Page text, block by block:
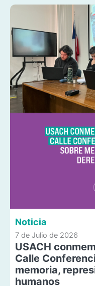
Noticia
7 de Julio de 2026
USACH
Calle
memoria,
humanos